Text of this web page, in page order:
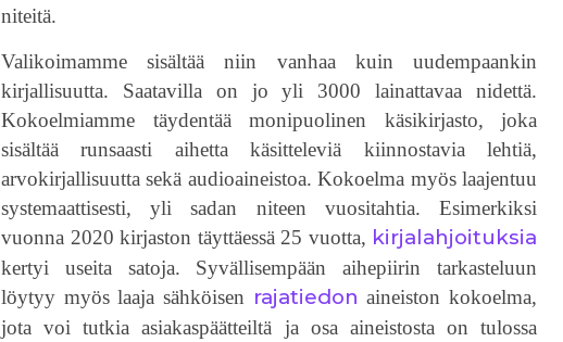
niteitä.
Valikoimamme sisältää niin vanhaa kuin uudempaankin
kirjallisuutta. Saatavilla on jo yli 3000 lainattavaa nidettä.
Kokoelmiamme täydentää monipuolinen käsikirjasto, joka
sisältää runsaasti aihetta käsitteleviä kiinnostavia lehtiä,
arvokirjallisuutta sekä audioaineistoa. Kokoelma myös laajentuu
systemaattisesti, yli sadan niteen vuositahtia. Esimerkiksi
vuonna 2020 kirjaston täyttäessä 25 vuotta, kirjalahjoituksia
kertyi useita satoja. Syvällisempään aihepiirin tarkasteluun
löytyy myös laaja sähköisen rajatiedon aineiston kokoelma,
jota voi tutkia asiakaspäätteiltä ja osa aineistosta on tulossa